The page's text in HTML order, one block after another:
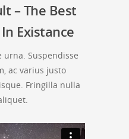
– The Best
Existance
urna. Suspendisse
ac varius justo
Fringilla nulla